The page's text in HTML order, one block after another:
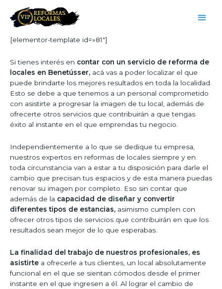
[elementor-template id=»81″]
Si tienes interés en contar con un servicio de reforma de
locales en Benetússer, acá vas a poder localizar el que
puede brindarte los mejores resultados en toda la localidad.
Esto se debe a que tenemos a un personal comprometido
con asistirte a progresar la imagen de tu local, además de
ofrecerte otros servicios que contribuirán a que tengas
éxito al instante en el que emprendas tu negocio.
Independientemente a lo que se dedique tu empresa,
nuestros expertos en reformas de locales siempre y en
toda circunstancia van a estar a tu disposición para darle el
cambio que precisan tus espacios y de esta manera puedas
renovar su imagen por completo. Eso sin contar que
además de la capacidad de diseñar y convertir
diferentes tipos de estancias, asimismo cumplen con
ofrecer otros tipos de servicios que contribuirán en que los
resultados sean mejor de lo que esperabas.
La finalidad del trabajo de nuestros profesionales, es
asistirte a ofrecerle a tus clientes, un local absolutamente
funcional en el que se sientan cómodos desde el primer
instante en el que ingresen a él. Al lograr el cambio de